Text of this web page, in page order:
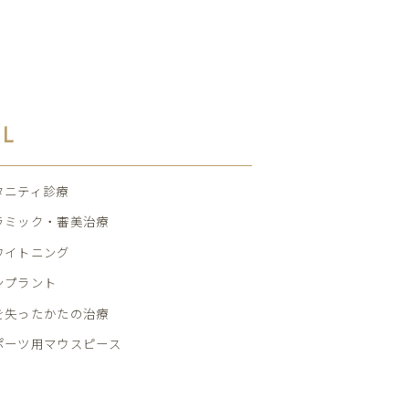
ニティ診療
ミック・審美治療
イトニング
プラント
失ったかたの治療
ーツ用マウスピース